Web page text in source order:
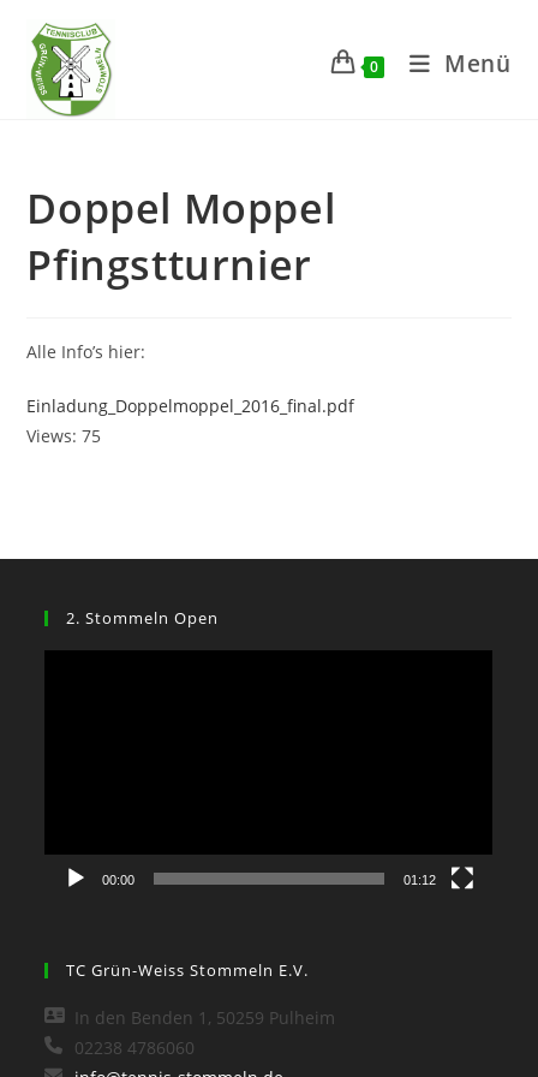
Inhalt
springen
0 Menü
Doppel Moppel
Pfingstturnier
Alle Info’s hier:
Einladung_Doppelmoppel_2016_final.pdf
Views: 75
2. Stommeln Open
00:00 01:12
TC Grün-Weiss Stommeln E.V.
In den Benden 1, 50259 Pulheim
02238 4786060